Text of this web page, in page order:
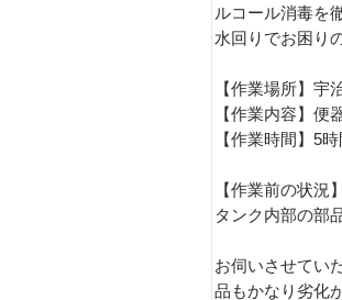
ルコール消毒を
水回りでお困り
【作業場所】宇
【作業内容】便
【作業時間】5時
【作業前の状況】
タンク内部の部
お伺いさせてい
品もかなり劣化